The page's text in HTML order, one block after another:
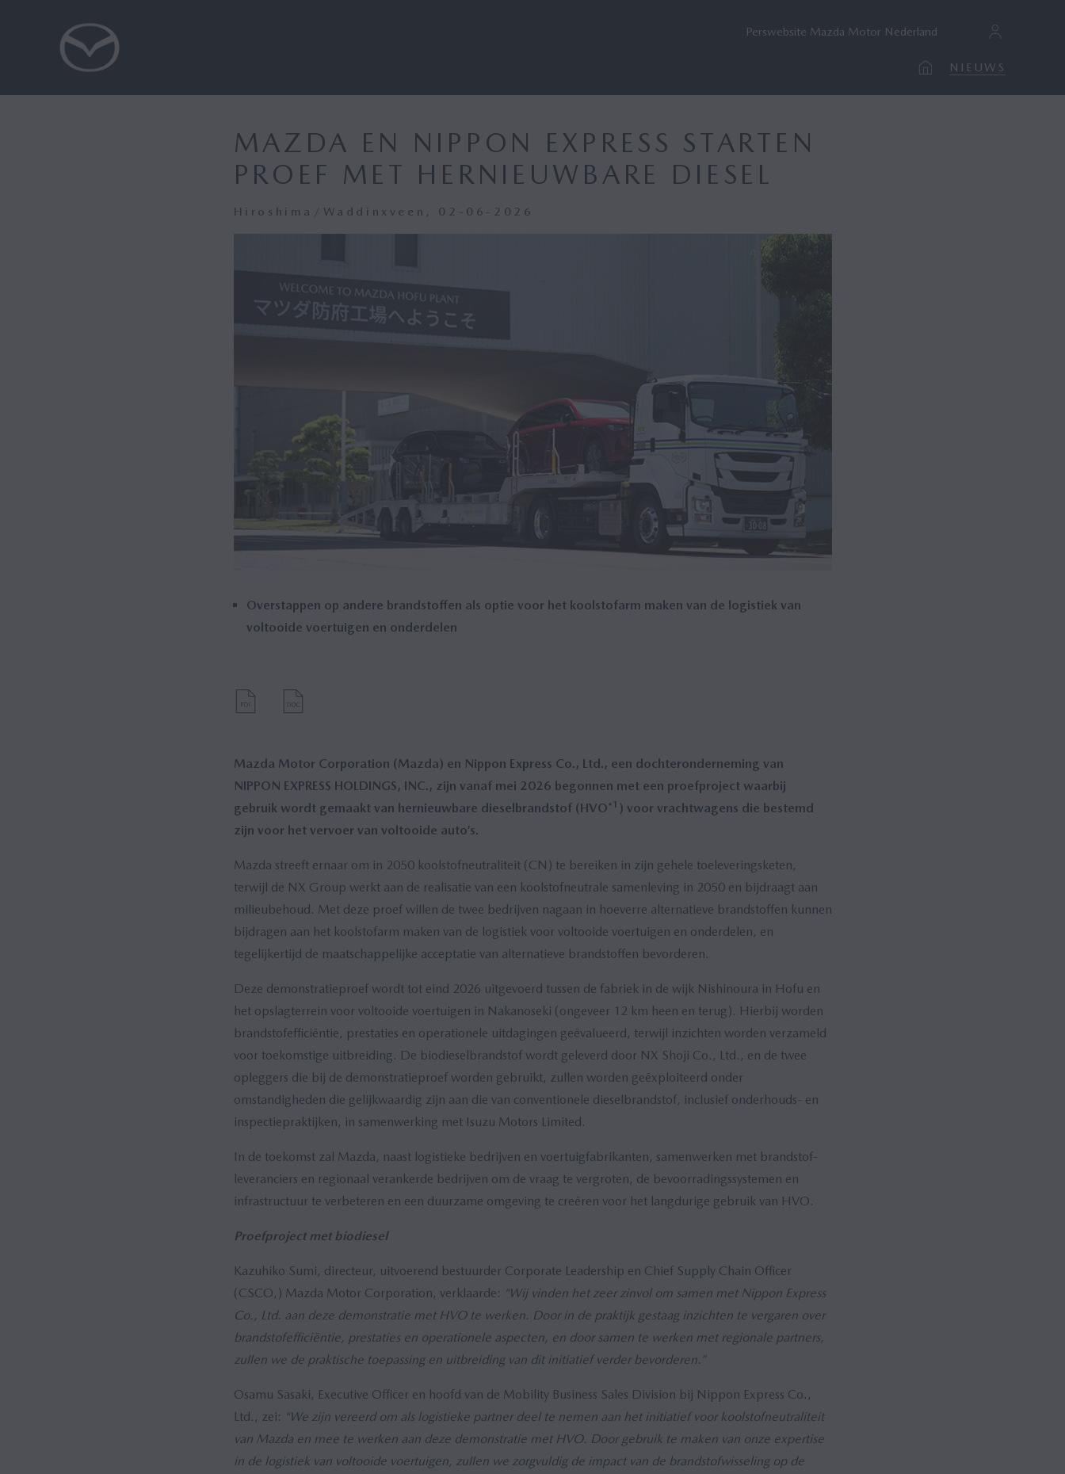
Perswebsite Mazda Motor Nederland
NIEUWS
MAZDA EN NIPPON EXPRESS STARTEN
PROEF MET HERNIEUWBARE DIESEL
Hiroshima/Waddinxveen, 02-06-2026
Overstappen op andere brandstoffen als optie voor het koolstofarm maken van de logistiek van
voltooide voertuigen en onderdelen
Mazda Motor Corporation (Mazda) en Nippon Express Co., Ltd., een dochteronderneming van
NIPPON EXPRESS HOLDINGS, INC., zijn vanaf mei 2026 begonnen met een proefproject waarbij
gebruik wordt gemaakt van hernieuwbare dieselbrandstof (HVO* 1 ) voor vrachtwagens die bestemd
zijn voor het vervoer van voltooide auto’s.
Mazda streeft ernaar om in 2050 koolstofneutraliteit (CN) te bereiken in zijn gehele toeleveringsketen,
terwijl de NX Group werkt aan de realisatie van een koolstofneutrale samenleving in 2050 en bijdraagt aan
milieubehoud. Met deze proef willen de twee bedrijven nagaan in hoeverre alternatieve brandstoffen kunnen
bijdragen aan het koolstofarm maken van de logistiek voor voltooide voertuigen en onderdelen, en
tegelijkertijd de maatschappelijke acceptatie van alternatieve brandstoffen bevorderen.
Deze demonstratieproef wordt tot eind 2026 uitgevoerd tussen de fabriek in de wijk Nishinoura in Hofu en
het opslagterrein voor voltooide voertuigen in Nakanoseki (ongeveer 12 km heen en terug). Hierbij worden
brandstofefficiëntie, prestaties en operationele uitdagingen geëvalueerd, terwijl inzichten worden verzameld
voor toekomstige uitbreiding. De biodieselbrandstof wordt geleverd door NX Shoji Co., Ltd., en de twee
opleggers die bij de demonstratieproef worden gebruikt, zullen worden geëxploiteerd onder
omstandigheden die gelijkwaardig zijn aan die van conventionele dieselbrandstof, inclusief onderhouds- en
inspectiepraktijken, in samenwerking met Isuzu Motors Limited.
In de toekomst zal Mazda, naast logistieke bedrijven en voertuigfabrikanten, samenwerken met brandstof-
leveranciers en regionaal verankerde bedrijven om de vraag te vergroten, de bevoorradingssystemen en
infrastructuur te verbeteren en een duurzame omgeving te creëren voor het langdurige gebruik van HVO.
Proefproject met biodiesel
Kazuhiko Sumi, directeur, uitvoerend bestuurder Corporate Leadership en Chief Supply Chain Officer
(CSCO,) Mazda Motor Corporation, verklaarde: “Wij vinden het zeer zinvol om samen met Nippon Express
Co., Ltd. aan deze demonstratie met HVO te werken. Door in de praktijk gestaag inzichten te vergaren over
brandstofefficiëntie, prestaties en operationele aspecten, en door samen te werken met regionale partners,
zullen we de praktische toepassing en uitbreiding van dit initiatief verder bevorderen.”
Osamu Sasaki, Executive Officer en hoofd van de Mobility Business Sales Division bij Nippon Express Co.,
Ltd., zei: “We zijn vereerd om als logistieke partner deel te nemen aan het initiatief voor koolstofneutraliteit
van Mazda en mee te werken aan deze demonstratie met HVO. Door gebruik te maken van onze expertise
in de logistiek van voltooidevoertuigen, zullen we zorgvuldig de impact van de brandstofwisseling op de